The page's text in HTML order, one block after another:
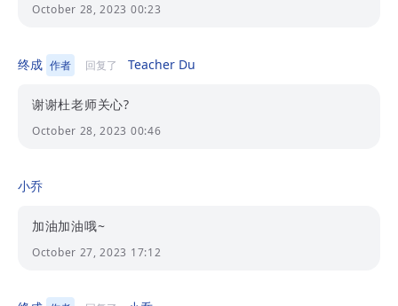
October 28, 2023 00:23
终成 作者 回复了 Teacher Du
谢谢杜老师关心?
October 28, 2023 00:46
小乔
加油加油哦~
October 27, 2023 17:12